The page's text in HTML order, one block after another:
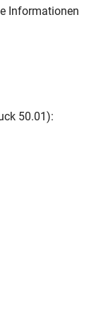
Informationen
50.01):